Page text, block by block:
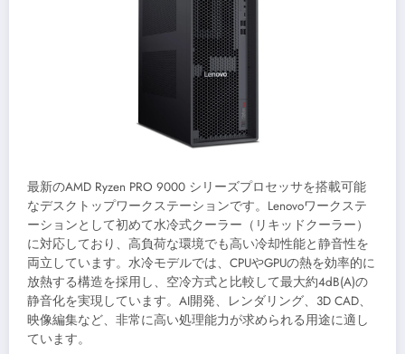
最新のAMD Ryzen PRO 9000 シリーズプロセッサを搭載可能
なデスクトップワークステーションです。Lenovoワークステ
ーションとして初めて水冷式クーラー（リキッドクーラー）
に対応しており、高負荷な環境でも高い冷却性能と静音性を
両立しています。水冷モデルでは、CPUやGPUの熱を効率的に
放熱する構造を採用し、空冷方式と比較して最大約4dB(A)の
静音化を実現しています。AI開発、レンダリング、3D CAD、
映像編集など、非常に高い処理能力が求められる用途に適し
ています。